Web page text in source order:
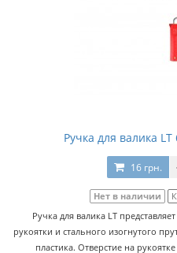
Ручка для валика
16 грн.
Нет в наличии
Ручка для валика LT
рукоятки и стального изогнутого
пластика. Отверстие на